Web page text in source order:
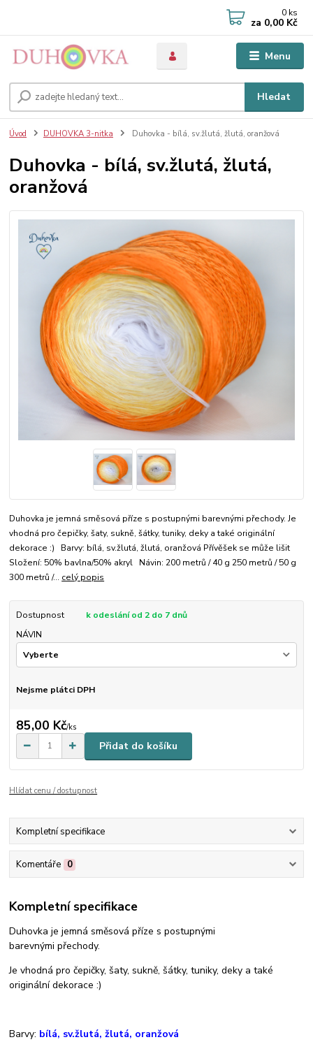
Menu
Hledat
0 ks
za 0,00 Kč
Úvod DUHOVKA 3-nitka Duhovka - bílá, sv.žlutá, žlutá, oranžová
Duhovka - bílá, sv.žlutá, žlutá,
oranžová
Duhovka je jemná směsová příze s postupnými barevnými přechody. Je
vhodná pro čepičky, šaty, sukně, šátky, tuniky, deky a také originální
dekorace :) Barvy: bílá, sv.žlutá, žlutá, oranžová Přívěšek se může lišit
Složení: 50% bavlna/50% akryl Návin: 200 metrů / 40 g 250 metrů / 50 g
300 metrů /... celý popis
Dostupnost
k odeslání od 2 do 7 dnů
NÁVIN
Nejsme plátci DPH
85,00 Kč/ks
Přidat do košíku
Hlídat cenu / dostupnost
Kompletní specifikace
Komentáře 0
Kompletní specifikace
Duhovka je jemná směsová příze s postupnými
barevnými přechody.
Je vhodná pro čepičky, šaty, sukně, šátky, tuniky, deky a také
originální dekorace :)
Barvy: bílá, sv.žlutá, žlutá, oranžová